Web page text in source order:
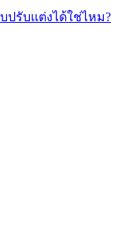
ปรับแต่งได้ใช่ไหม?